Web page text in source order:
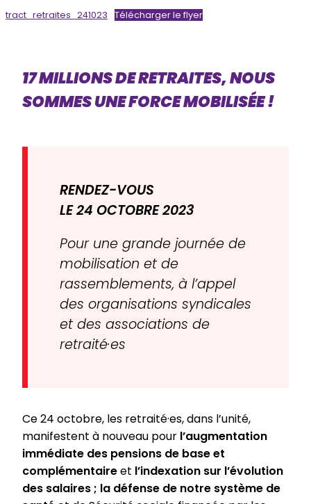
tract_retraites_241023 Télécharger le flyer
17 MILLIONS DE RETRAITES, NOUS
SOMMES UNE FORCE MOBILISÉE !
RENDEZ-VOUS
LE 24 OCTOBRE 2023
Pour une grande journée de
mobilisation et de
rassemblements, à l’appel
des organisations syndicales
et des associations de
retraité·es
Ce 24 octobre, les retraité·es, dans l’unité,
manifestent à nouveau pour l’augmentation
immédiate des pensions de base et
complémentaireet l’indexation sur l’évolution
des salaires ; la défense de notre système de